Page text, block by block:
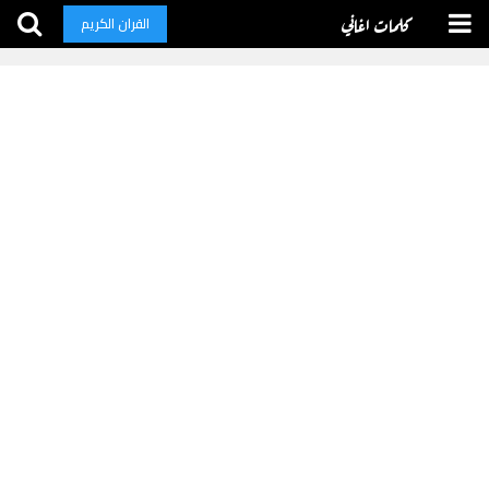
كلمات اغاني القران الكريم